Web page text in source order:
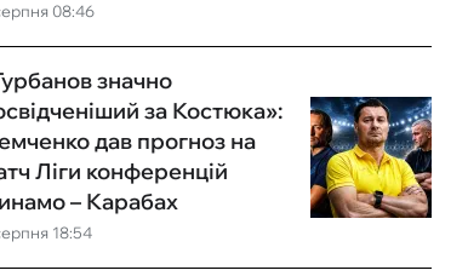
08:46
18:54
значно
за Костюка»:
дав прогноз на
Ліги конференцій
– Карабах